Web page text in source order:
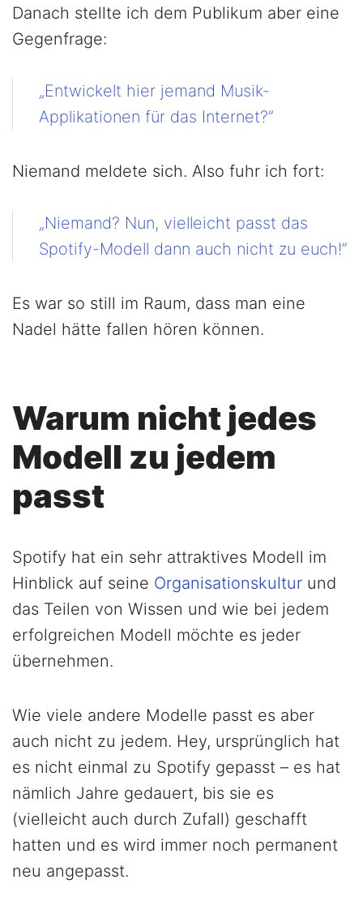
Danach stellte ich dem Publikum aber eine
Gegenfrage:
„Entwickelt hier jemand Musik-
Applikationen für das Internet?”
Niemand meldete sich. Also fuhr ich fort:
„Niemand? Nun, vielleicht passt das
Spotify-Modell dann auch nicht zu euch!”
Es war so still im Raum, dass man eine
Nadel hätte fallen hören können.
Warum nicht jedes
Modell zu jedem
passt
Spotify hat ein sehr attraktives Modell im
Hinblick auf seine Organisationskultur und
das Teilen von Wissen und wie bei jedem
erfolgreichen Modell möchte es jeder
übernehmen.
Wie viele andere Modelle passt es aber
auch nicht zu jedem. Hey, ursprünglich hat
es nicht einmal zu Spotify gepasst – es hat
nämlich Jahre gedauert, bis sie es
(vielleicht auch durch Zufall) geschafft
hatten und es wird immer noch permanent
neu angepasst.